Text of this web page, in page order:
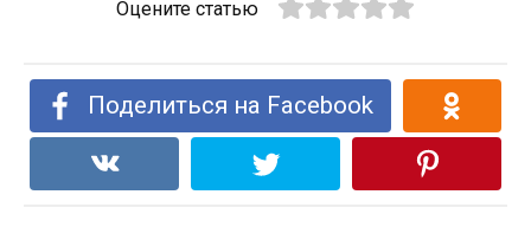
Оцените статью
Поделиться на Facebook